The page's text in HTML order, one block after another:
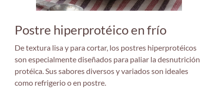
Postre hiperprotéico en frío
De textura lisa y para cortar, los postres hiperprotéicos
son especialmente diseñados para paliar la desnutrición
protéica. Sus sabores diversos y variados son ideales
como refrigerio o en postre.